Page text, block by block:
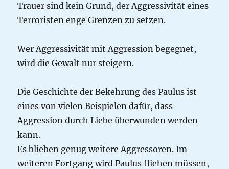
Trauer sind kein Grund, der Aggressivität eines
Terroristen enge Grenzen zu setzen.
Wer Aggressivität mit Aggression begegnet,
wird die Gewalt nur steigern.
Die Geschichte der Bekehrung des Paulus ist
eines von vielen Beispielen dafür, dass
Aggression durch Liebe überwunden werden
kann.
Es blieben genug weitere Aggressoren. Im
weiteren Fortgang wird Paulus fliehen müssen,